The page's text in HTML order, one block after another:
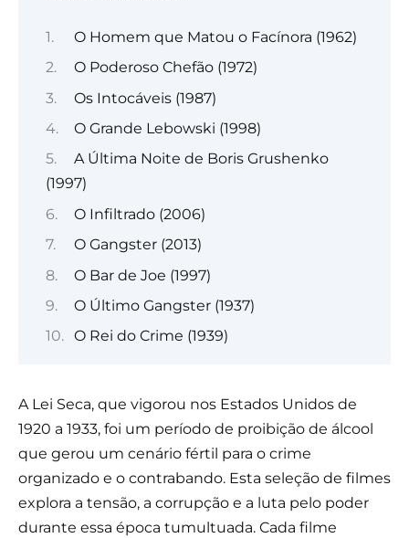
O Homem que Matou o Facínora (1962)
O Poderoso Chefão (1972)
Os Intocáveis (1987)
O Grande Lebowski (1998)
A Última Noite de Boris Grushenko
(1997)
O Infiltrado (2006)
O Gangster (2013)
O Bar de Joe (1997)
O Último Gangster (1937)
O Rei do Crime (1939)
A Lei Seca, que vigorou nos Estados Unidos de
1920 a 1933, foi um período de proibição de álcool
que gerou um cenário fértil para o crime
organizado e o contrabando. Esta seleção de filmes
explora a tensão, a corrupção e a luta pelo poder
durante essa época tumultuada. Cada filme